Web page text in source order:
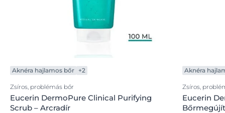
Aknéra hajlamos bőr +2
Zsíros, problémás bőr
Eucerin DermoPure Clinical Purifying
Scrub – Arcradír
Aknéra
Zsíros,
Eucerin